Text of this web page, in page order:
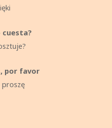
cuesta?
por favor
proszę